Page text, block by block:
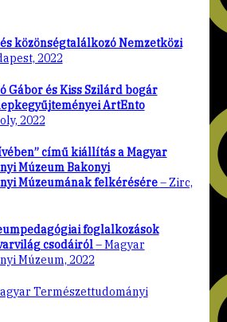
közönségtalálkozó Nemzetközi
2022
Gábor és Kiss Szilárd bogár
ArtEnto
2022
című kiállítás a Magyar
Múzeum Bakonyi
Múzeumának felkérésére– Zirc,
foglalkozások
csodáiról– Magyar
Múzeum, 2022
Természettudományi